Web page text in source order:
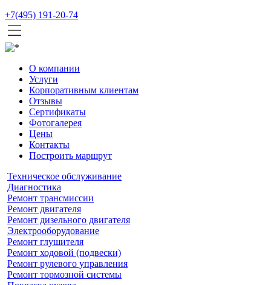
+7(495) 191-20-74
О компании
Услуги
Корпоративным клиентам
Отзывы
Сертификаты
Фотогалерея
Цены
Контакты
Построить маршрут
Техническое обслуживание
Диагностика
Ремонт трансмиссии
Ремонт двигателя
Ремонт дизельного двигателя
Электрооборудование
Ремонт глушителя
Ремонт ходовой (подвески)
Ремонт рулевого управления
Ремонт тормозной системы